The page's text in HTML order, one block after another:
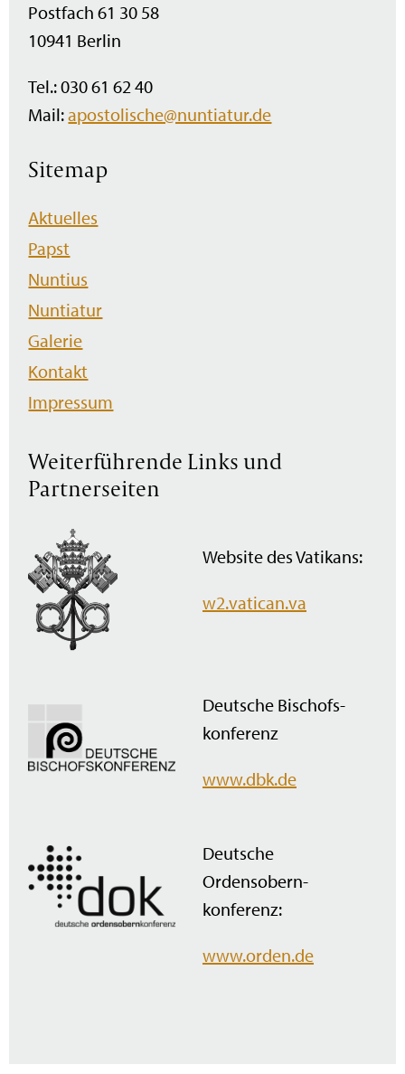
Postfach 61 30 58
10941 Berlin
Tel.: 030 61 62 40
Mail:apostolische@nuntiatur.de
Sitemap
Navigation
überspringen
Aktuelles
Papst
Nuntius
Nuntiatur
Galerie
Kontakt
Impressum
Weiterführende Links und
Partnerseiten
Website des Vatikans:
w2.vatican.va
Deutsche Bischofs­
konferenz
www.dbk.de
Deutsche
Ordensobern­
konferenz:
www.orden.de